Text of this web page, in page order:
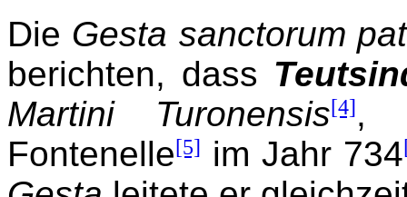
Die Gesta sanctorum
berichten, dass
Martini Turonensis[4],
Fontenelle[5] im Jahr 734